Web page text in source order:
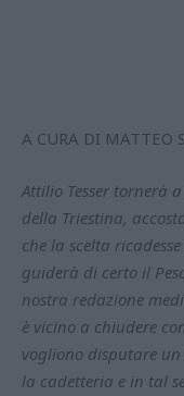
A CURA DI MATTEO
Attilio Tesser tornerà
della Triestina,
che la scelta
guiderà di certo il
nostra redazione
è vicino a chiudere
vogliono disputare
la cadetteria e in tal